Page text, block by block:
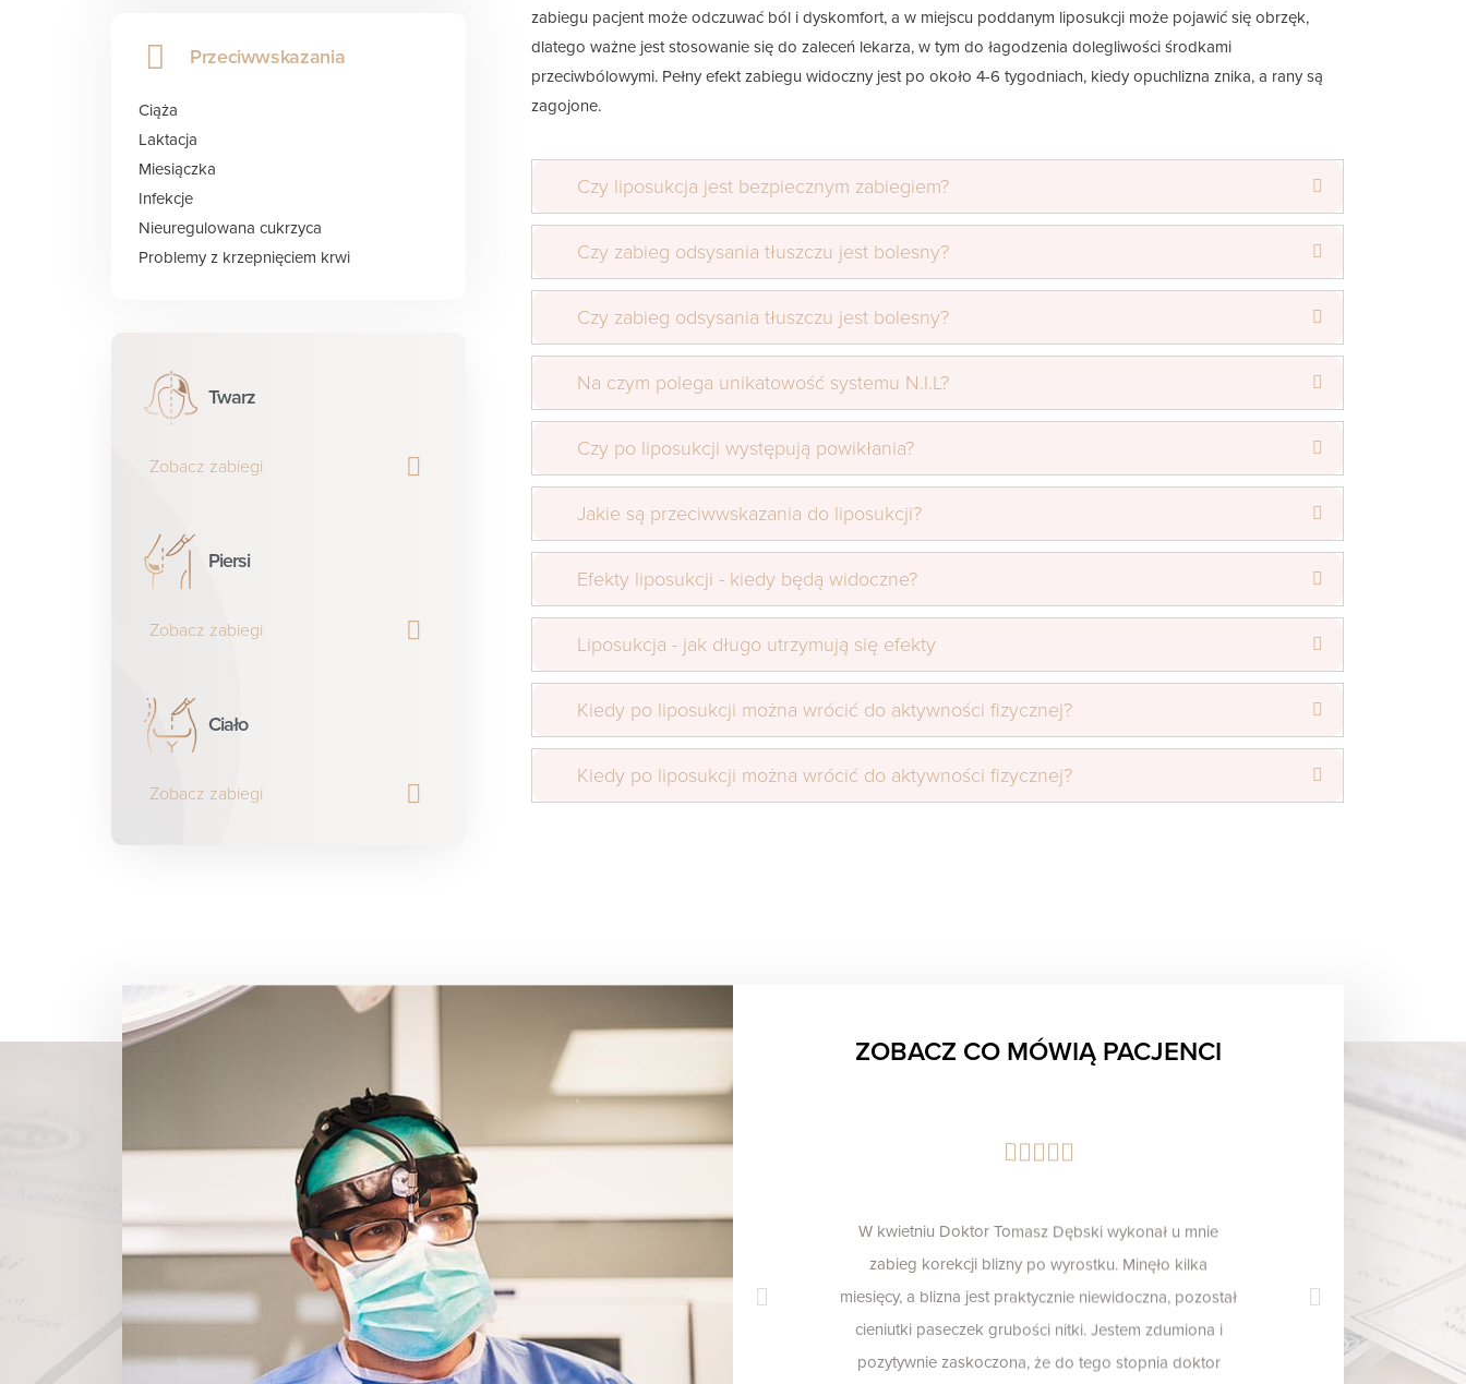
Przeciwwskazania
Ciąża
Laktacja
Miesiączka
Infekcje
Nieuregulowana cukrzyca
Problemy z krzepnięciem krwi
Twarz
Zobacz zabiegi
Piersi
Zobacz zabiegi
Ciało
Zobacz zabiegi
zabiegu pacjent może odczuwać ból i dyskomfort, a w miejscu poddanym liposukcji może pojawić się obrzęk,
dlatego ważne jest stosowanie się do zaleceń lekarza, w tym do łagodzenia dolegliwości środkami
przeciwbólowymi. Pełny efekt zabiegu widoczny jest po około 4-6 tygodniach, kiedy opuchlizna znika, a rany są
zagojone.
Czy liposukcja jest bezpiecznym zabiegiem?
Czy zabieg odsysania tłuszczu jest bolesny?
Czy zabieg odsysania tłuszczu jest bolesny?
Na czym polega unikatowość systemu N.I.L?
Czy po liposukcji występują powikłania?
Jakie są przeciwwskazania do liposukcji?
Efekty liposukcji - kiedy będą widoczne?
Liposukcja - jak długo utrzymują się efekty
Kiedy po liposukcji można wrócić do aktywności fizycznej?
Kiedy po liposukcji można wrócić do aktywności fizycznej?
ZOBACZ CO MÓWIĄ PACJENCI
(65 opinii) - Zobacz teraz
W kwietniu Doktor Tomasz Dębski wykonał u mnie
zabieg korekcji blizny po wyrostku. Minęło kilka
miesięcy, a blizna jest praktycznie niewidoczna, pozostał
cieniutki paseczek grubości nitki. Jestem zdumiona i
pozytywnie zaskoczona, że do tego stopnia doktor